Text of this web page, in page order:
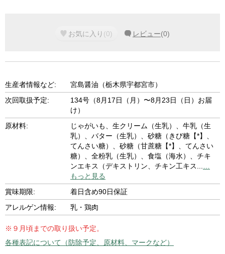
お気に入り (0) レビュー(0)
生産者情報など:
宮島醤油（栃木県宇都宮市）
次回取扱予定:
134号（8月17日（月）〜8月23日（日）お届
け）
原材料:
じゃがいも、生クリーム（生乳）、牛乳（生
乳）、バター（生乳）、砂糖（きび糖【*】、
てんさい糖）、砂糖（甘蔗糖【*】、てんさい
糖）、全粉乳（生乳）、食塩（海水）、チキ
ンエキス（デキストリン、チキン工キス
もっと見る
賞味期限:
着日含め90日保証
アレルゲン情報:
乳・鶏肉
※９月頃までの取り扱い予定。
各種表記について（防除予定、原材料、マークなど）